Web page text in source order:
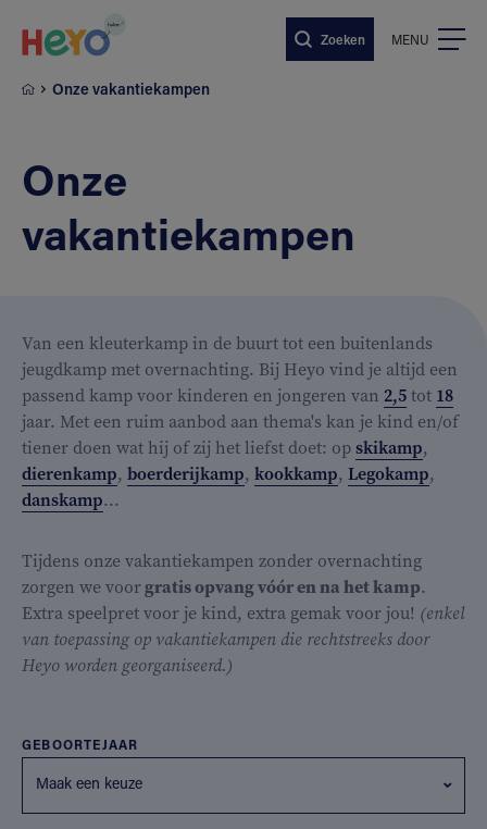
Zoeken MENU
Onze vakantiekampen
Onze
vakantiekampen
Van een kleuterkamp in de buurt tot een buitenlands
jeugdkamp met overnachting. Bij Heyo vind je altijd een
passend kamp voor kinderen en jongeren van 2,5tot 18
jaar. Met een ruim aanbod aan thema's kan je kind en/of
tiener doen wat hij of zij het liefst doet: opskikamp,
dierenkamp, boerderijkamp, kookkamp, Legokamp,
danskamp...
Tijdens onze vakantiekampen zonder overnachting
zorgen we voorgratis opvang vóór en na het kamp.
Extra speelpret voor je kind, extra gemak voor jou! (enkel
van toepassing op vakantiekampen die rechtstreeks door
Heyo worden georganiseerd.)
GEBOORTEJAAR
Maak een keuze